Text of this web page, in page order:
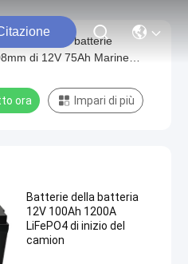
delle batterie
di 12V 75Ah Marine
ora Impari di più
Batterie della batteria
12V 100Ah 1200A
LiFePO4 di inizio del
camion